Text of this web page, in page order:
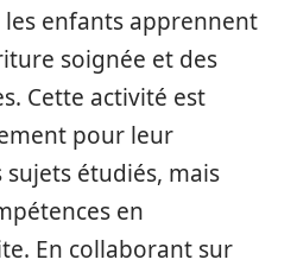
enfants apprennent
soignée et des
Cette activité est
pour leur
étudiés, mais
en
En collaborant sur